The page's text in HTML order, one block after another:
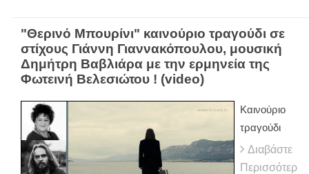
"Θερινό Μπουρίνι" καινούριο τραγούδι σε
στίχους Γιάννη Γιαννακόπουλου, μουσική
Δημήτρη Βαβλιάρα με την ερμηνεία της
Φωτεινή Βελεσιώτου ! (video)
Καινούριο
τραγούδι
Διαβάστε
Περισσότερ